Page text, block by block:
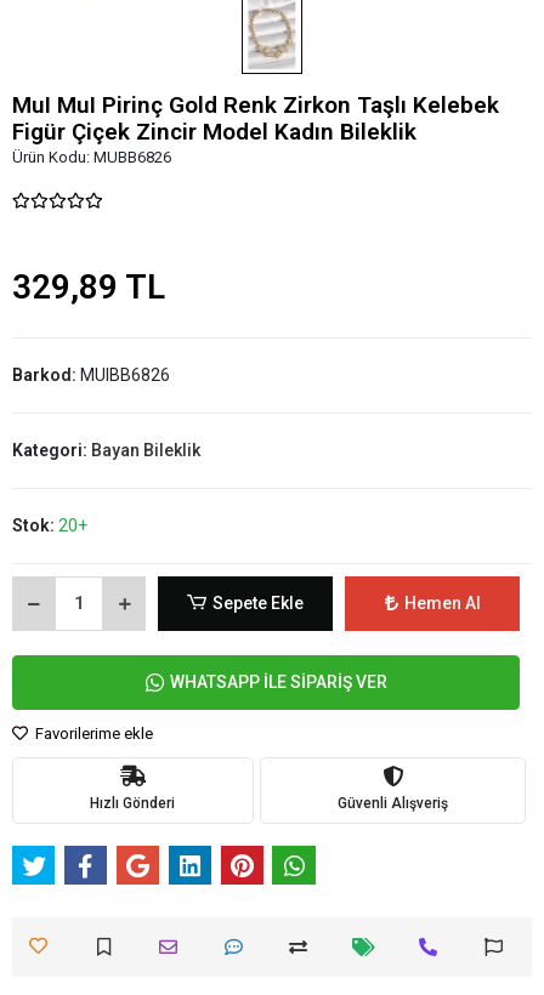
MuI MuI Pirinç Gold Renk Zirkon Taşlı Kelebek
Figür Çiçek Zincir Model Kadın Bileklik
Ürün Kodu: MUBB6826
329,89 TL
Barkod: MUIBB6826
Kategori: Bayan Bileklik
Stok: 20+
Sepete Ekle Hemen Al
WHATSAPP İLE SİPARİŞ VER
Favorilerime ekle
Hızlı Gönderi Güvenli Alışveriş